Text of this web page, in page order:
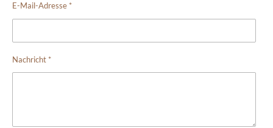
E-Mail-Adresse *
Nachricht *